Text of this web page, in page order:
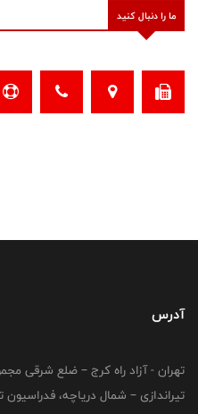
ما را دنبال کنید
آدرس
تهران - آزاد راه کرج – ضلع شرقی
تیراندازی – شمال دریاچه، فدراسیون